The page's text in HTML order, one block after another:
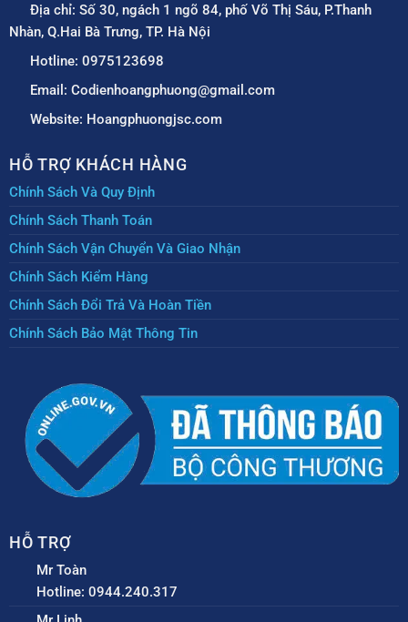
Địa chỉ: Số 30, ngách 1 ngõ 84, phố Võ Thị Sáu, P.Thanh
Nhàn, Q.Hai Bà Trưng, TP. Hà Nội
Hotline: 0975123698
Email: Codienhoangphuong@gmail.com
Website: Hoangphuongjsc.com
HỖ TRỢ KHÁCH HÀNG
Chính Sách Và Quy Định
Chính Sách Thanh Toán
Chính Sách Vận Chuyển Và Giao Nhận
Chính Sách Kiểm Hàng
Chính Sách Đổi Trả Và Hoàn Tiền
Chính Sách Bảo Mật Thông Tin
HỖ TRỢ
Mr Toàn
Hotline: 0944.240.317